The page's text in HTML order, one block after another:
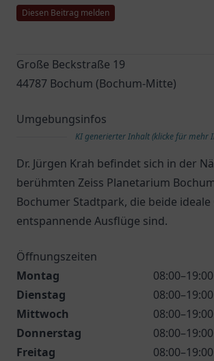
Diesen Beitrag melden
Große Beckstraße 19
44787 Bochum (Bochum-Mitte)
Umgebungsinfos
KI generierter Inhalt (klicke für mehr
Dr. Jürgen Krah befindet sich in der
berühmten Zeiss Planetarium
Bochumer Stadtpark, die beide
entspannende Ausflüge sind.
Öffnungszeiten
Montag
08:00–19:00
Dienstag
08:00–19:00
Mittwoch
08:00–19:00
Donnerstag
08:00–19:00
Freitag
08:00–19:00